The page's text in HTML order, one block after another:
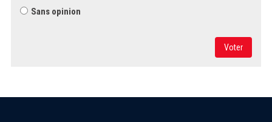
Sans opinion
Voter